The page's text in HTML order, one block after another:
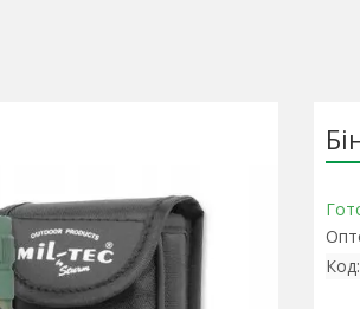
Код: